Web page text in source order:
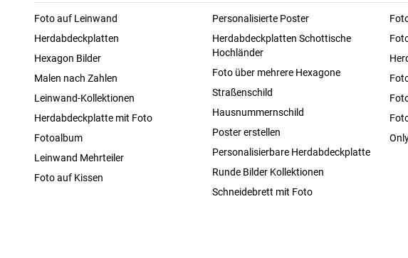
Foto auf Leinwand
Herdabdeckplatten
Hexagon Bilder
Malen nach Zahlen
Leinwand-Kollektionen
Herdabdeckplatte mit Foto
Fotoalbum
Leinwand Mehrteiler
Foto auf Kissen
Personalisierte Poster
Herdabdeckplatten Schottische
Hochländer
Foto über mehrere Hexagone
Straßenschild
Hausnummernschild
Poster erstellen
Personalisierbare Herdabdeckplatte
Runde Bilder Kollektionen
Schneidebrett mit Foto